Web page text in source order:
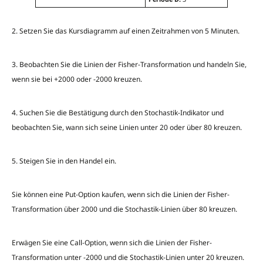
2. Setzen Sie das Kursdiagramm auf einen Zeitrahmen von 5 Minuten.
3. Beobachten Sie die Linien der Fisher-Transformation und handeln Sie,
wenn sie bei +2000 oder -2000 kreuzen.
4. Suchen Sie die Bestätigung durch den Stochastik-Indikator und
beobachten Sie, wann sich seine Linien unter 20 oder über 80 kreuzen.
5. Steigen Sie in den Handel ein.
Sie können eine Put-Option kaufen, wenn sich die Linien der Fisher-
Transformation über 2000 und die Stochastik-Linien über 80 kreuzen.
Erwägen Sie eine Call-Option, wenn sich die Linien der Fisher-
Transformation unter -2000 und die Stochastik-Linien unter 20 kreuzen.